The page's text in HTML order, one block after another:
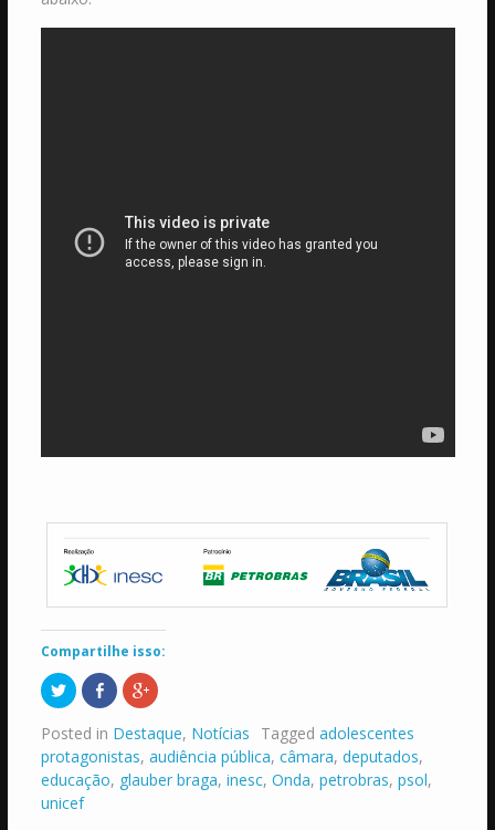
Compartilhe isso:
Clique
para
compartilhar
no
Twitter(abre
em
nova
janela)
Compartilhar
no
Facebook(abre
em
nova
janela)
Compartilhe
no
(abre
em
nova
janela)
Posted in Destaque, Notícias Tagged adolescentes
protagonistas, audiência pública, câmara, deputados,
educação, glauber braga, inesc, Onda, petrobras, psol,
unicef